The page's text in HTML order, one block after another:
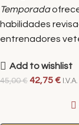
Temporada
habilidades
entrenadores
Add to wishlist
45,00€ 42,75€